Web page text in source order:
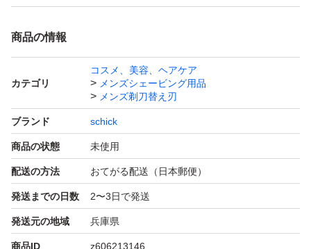
す。ドラックストア他量販店で販売されているパッケージ
はございませんが、エアパッキンにて梱包の上発送致しま
ご理解、ご了承の上ご購入お願い致します。
商品の情報
カテゴリ
コスメ、美容、ヘアケア
メンズシェービング用品
メンズ剃刀替え刃
ブランド schick
商品の状態 未使用
配送の方法 おてがる配送（日本郵便）
発送までの日数 2〜3日で発送
発送元の地域 兵庫県
商品ID z606213146